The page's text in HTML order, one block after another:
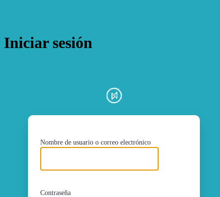
Iniciar sesión
Nombre de usuario o correo electrónico
Contraseña